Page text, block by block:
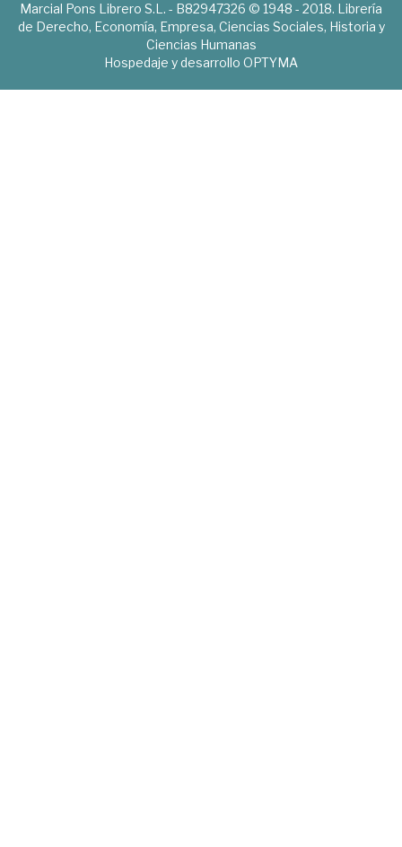
Marcial Pons Librero S.L. - B82947326 © 1948 - 2018. Librería
de Derecho, Economía, Empresa, Ciencias Sociales, Historia y
Ciencias Humanas
Hospedaje y desarrollo OPTYMA